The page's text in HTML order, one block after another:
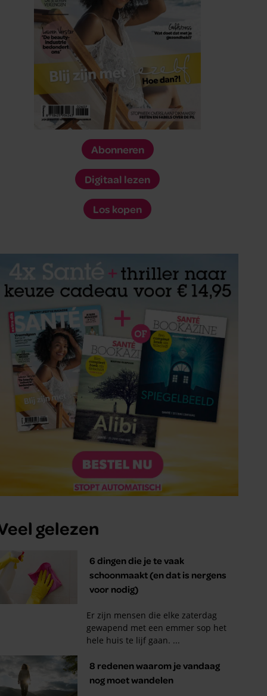
Abonneren
Digitaal lezen
Los kopen